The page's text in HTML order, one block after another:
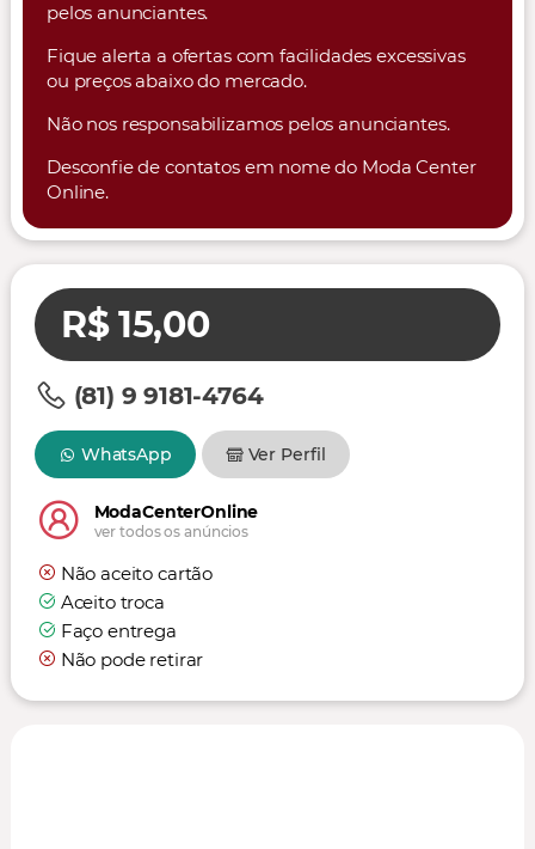
pelos anunciantes.
Fique alerta a ofertas com facilidades excessivas
ou preços abaixo do mercado.
Não nos responsabilizamos pelos anunciantes.
Desconfie de contatos em nome do Moda Center
Online.
R$ 15,00
(81) 9 9181-4764
WhatsApp Ver Perfil
ModaCenterOnline
ver todos os anúncios
Não aceito cartão
Aceito troca
Faço entrega
Não pode retirar